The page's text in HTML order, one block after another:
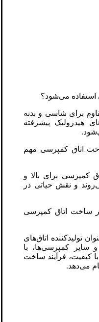
برای شاسی و بدنه
هیدرولیک پیشرفته
اتاق کمپرسی مهم
کمپرسی برای بالا و
و نقش حیاتی در
ساخت اتاق کمپرسی
تولیدکننده اتاق‌های
سایر کمپرسی‌ها، با
کیفیت، فرآیند ساخت
می‌دهد.